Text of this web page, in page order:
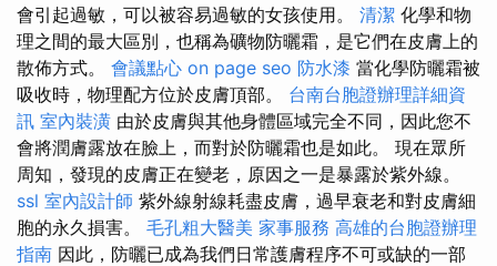
會引起過敏，可以被容易過敏的女孩使用。 清潔 化學和物
理之間的最大區別，也稱為礦物防曬霜，是它們在皮膚上的
散佈方式。 會議點心 on page seo 防水漆 當化學防曬霜被
吸收時，物理配方位於皮膚頂部。 台南台胞證辦理詳細資
訊 室內裝潢 由於皮膚與其他身體區域完全不同，因此您不
會將潤膚露放在臉上，而對於防曬霜也是如此。 現在眾所
周知，發現的皮膚正在變老，原因之一是暴露於紫外線。
ssl 室內設計師 紫外線射線耗盡皮膚，過早衰老和對皮膚細
胞的永久損害。 毛孔粗大醫美 家事服務 高雄的台胞證辦理
指南 因此，防曬已成為我們日常護膚程序不可或缺的一部